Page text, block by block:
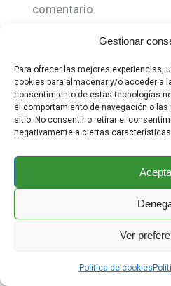
Gestionar
Para ofrecer las mejores
cookies para almacenar y/o acceder a
consentimiento de estas tecnologías
el comportamiento de navegación o
sitio. No consentir o retirar el
negativamente a ciertas
Ver
Política de cookies
comentario.
Deja una respuesta
Los campos obligatorios